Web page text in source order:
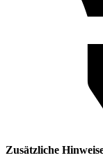
Zusätzliche